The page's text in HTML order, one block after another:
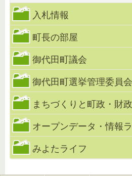
入札情報
町長の部屋
御代田町議会
御代田町選挙管理委員会
まちづくりと町政・財政
オープンデータ・情報
みよたライフ